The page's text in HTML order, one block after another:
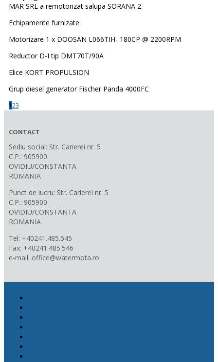
MAR SRL a remotorizat salupa SORANA 2.
Echipamente furnizate:
Motorizare 1 x DOOSAN L066TIH- 180CP @ 2200RPM
Reductor D-I tip DMT70T/90A
Elice KORT PROPULSION
Grup diesel generator Fischer Panda 4000FC
123
CONTACT
Sediu social: Str. Carierei nr. 5
C.P.: 905900
OVIDIU/CONSTANTA
ROMANIA
Punct de lucru: Str. Carierei nr. 5
C.P.: 905900
OVIDIU/CONSTANTA
ROMANIA
Tel: +40241.485.545
Fax: +40241.485.546
e-mail: office@watermota.ro